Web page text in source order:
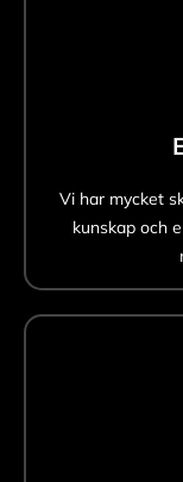
Vi har mycket
kunskap och